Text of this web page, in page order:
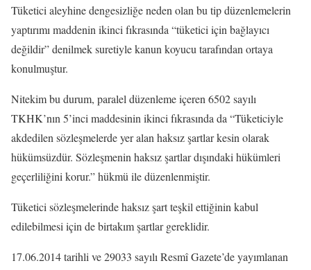
Tüketici aleyhine dengesizliğe neden olan bu tip düzenlemelerin
yaptırımı maddenin ikinci fıkrasında “tüketici için bağlayıcı
değildir” denilmek suretiyle kanun koyucu tarafından ortaya
konulmuştur.
Nitekim bu durum, paralel düzenleme içeren 6502 sayılı
TKHK’nın 5’inci maddesinin ikinci fıkrasında da “Tüketiciyle
akdedilen sözleşmelerde yer alan haksız şartlar kesin olarak
hükümsüzdür. Sözleşmenin haksız şartlar dışındaki hükümleri
geçerliliğini korur.” hükmü ile düzenlenmiştir.
Tüketici sözleşmelerinde haksız şart teşkil ettiğinin kabul
edilebilmesi için de birtakım şartlar gereklidir.
17.06.2014 tarihli ve 29033 sayılı Resmî Gazete’de yayımlanan